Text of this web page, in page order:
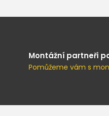
Montážní partneři
Pomůžeme vám s